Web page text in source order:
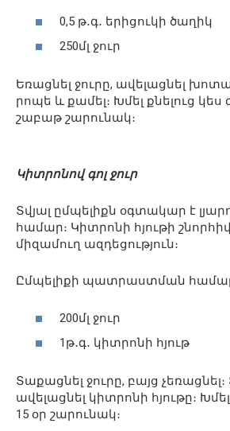
0,5 թ․գ․ երիցուկի ծաղիկ
250մլ ջուր
Եռացնել ջուրը, ավելացնել
րոպե և քամել։ Խմել քնելուց
շաբաթ շարունակ։
Կիտրոնով գոլ ջուր
Տվյալ ըմպելիքն օգտակար է
համար։ Կիտրոնի հյութի
միզամուղ ազդեցություն։
Ըմպելիքի պատրաստման
200մլ ջուր
1թ․գ․ կիտրոնի հյութ
Տաքացնել ջուրը, բայց
ավելացնել կիտրոնի հյութը։
15 օր շարունակ։